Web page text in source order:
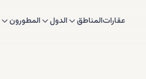
عقاراتالمناطق الدول المطورون